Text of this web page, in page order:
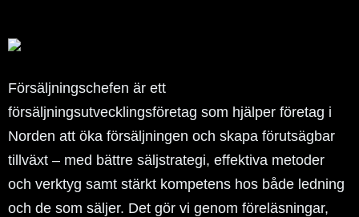
Försäljningschefen är ett
försäljningsutvecklingsföretag som hjälper företag i
Norden att öka försäljningen och skapa förutsägbar
tillväxt – med bättre säljstrategi, effektiva metoder
och verktyg samt stärkt kompetens hos både ledning
och de som säljer. Det gör vi genom föreläsningar,